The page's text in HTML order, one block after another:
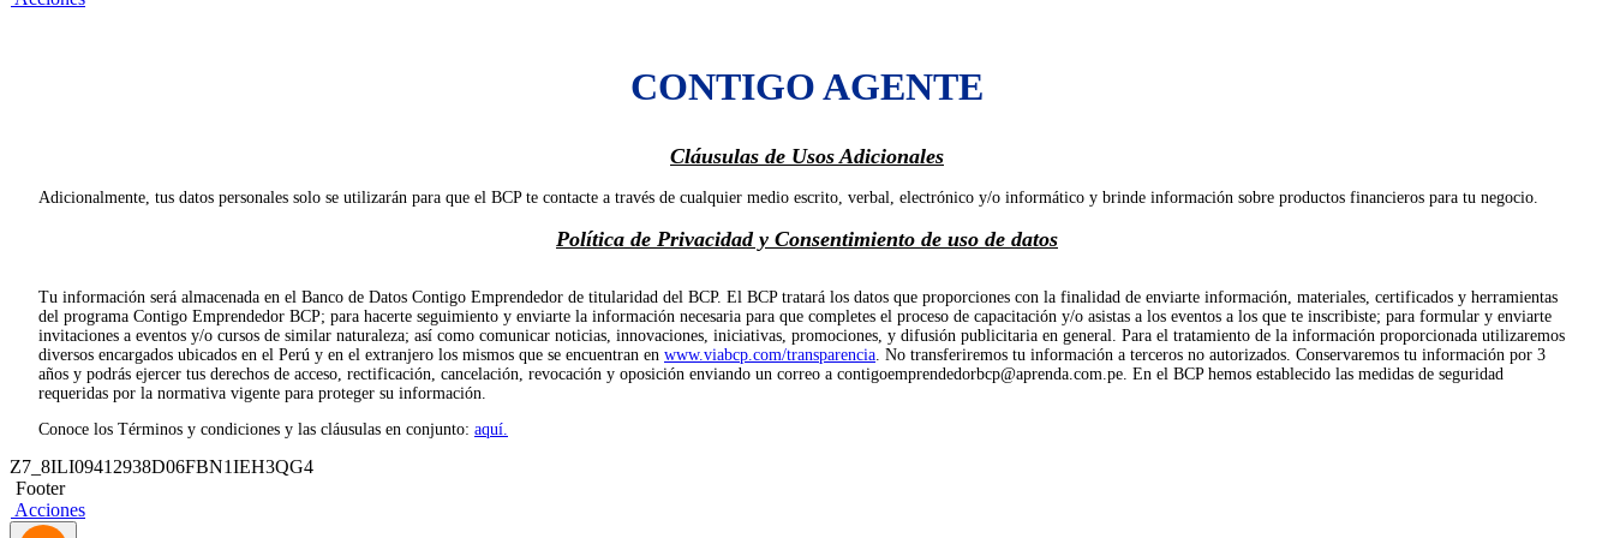
CONTIGO AGENTE
Cláusulas de Usos Adicionales
Adicionalmente, tus datos personales solo se utilizarán para que el BCP te contacte a través de cualquier medio escrito, verbal, electrónico y/o informático y brinde información sobre productos financieros para tu negocio.
Política de Privacidad y Consentimiento de uso de datos
Tu información será almacenada en el Banco de Datos Contigo Emprendedor de titularidad del BCP. El BCP tratará los datos que proporciones con la finalidad de enviarte información, materiales, certificados y herramientas
del programa Contigo Emprendedor BCP; para hacerte seguimiento y enviarte la información necesaria para que completes el proceso de capacitación y/o asistas a los eventos a los que te inscribiste; para formular y enviarte
invitaciones a eventos y/o cursos de similar naturaleza; así como comunicar noticias, innovaciones, iniciativas, promociones, y difusión publicitaria en general. Para el tratamiento de la información proporcionada utilizaremos
diversos encargados ubicados en el Perú y en el extranjero los mismos que se encuentran en www.viabcp.com/transparencia. No transferiremos tu información a terceros no autorizados. Conservaremos tu información por 3
años y podrás ejercer tus derechos de acceso, rectificación, cancelación, revocación y oposición enviando un correo a contigoemprendedorbcp@aprenda.com.pe. En el BCP hemos establecido las medidas de seguridad
requeridas por la normativa vigente para proteger su información.
Conoce los Términos y condiciones y las cláusulas en conjunto: aquí.
Z7_8ILI09412938D06FBN1IEH3QG4
Footer
Acciones